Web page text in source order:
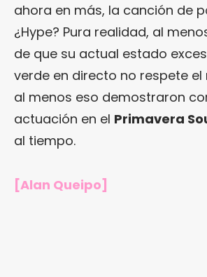
ahora en más, la canción de
¿Hype? Pura realidad, al
de que su actual estado
verde en directo no respete
al menos eso demostraron
actuación en el Primavera
al tiempo.
[Alan Queipo]